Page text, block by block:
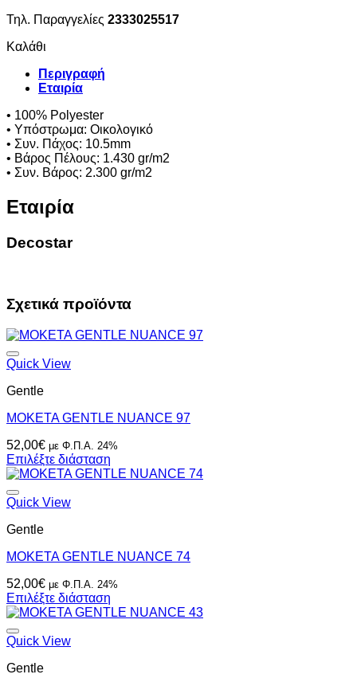
Τηλ. Παραγγελίες 2333025517
Καλάθι
Περιγραφή
Εταιρία
• 100% Polyester
• Υπόστρωμα: Οικολογικό
• Συν. Πάχος: 10.5mm
• Βάρος Πέλους: 1.430 gr/m2
• Συν. Βάρος: 2.300 gr/m2
Εταιρία
Decostar
Σχετικά προϊόντα
Quick View
Gentle
ΜΟΚΕΤΑ GENTLE NUANCE 97
52,00€ με Φ.Π.Α. 24%
Επιλέξτε διάσταση
Quick View
Gentle
ΜΟΚΕΤΑ GENTLE NUANCE 74
52,00€ με Φ.Π.Α. 24%
Επιλέξτε διάσταση
Quick View
Gentle